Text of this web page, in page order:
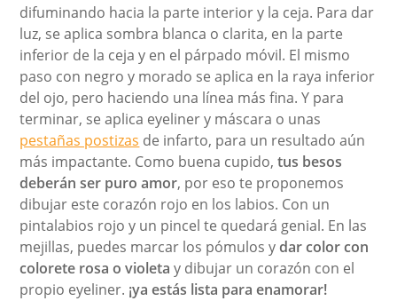
difuminando hacia la parte interior y la ceja. Para dar
luz, se aplica sombra blanca o clarita, en la parte
inferior de la ceja y en el párpado móvil. El mismo
paso con negro y morado se aplica en la raya inferior
del ojo, pero haciendo una línea más fina. Y para
terminar, se aplica eyeliner y máscara o unas
pestañas postizas de infarto, para un resultado aún
más impactante. Como buena cupido,tus besos
deberán ser puro amor, por eso te proponemos
dibujar este corazón rojo en los labios. Con un
pintalabios rojo y un pincel te quedará genial. En las
mejillas, puedes marcar los pómulos ydar color con
colorete rosa o violeta y dibujar un corazón con el
propio eyeliner. ¡ya estás lista para enamorar!